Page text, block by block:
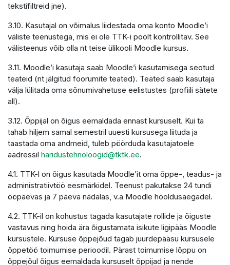
tekstifiltreid jne).
3.10. Kasutajal on võimalus liidestada oma konto Moodle’i
väliste teenustega, mis ei ole TTK-i poolt kontrollitav. See
välisteenus võib olla nt teise ülikooli Moodle kursus.
3.11. Moodle’i kasutaja saab Moodle’i kasutamisega seotud
teateid (nt jälgitud foorumite teated). Teated saab kasutaja
välja lülitada oma sõnumivahetuse eelistustes (profiili sätete
all).
3.12. Õppijal on õigus eemaldada ennast kursuselt. Kui ta
tahab hiljem samal semestril uuesti kursusega liituda ja
taastada oma andmeid, tuleb pöörduda kasutajatoele
aadressil haridustehnoloogid@tktk.ee.
4.1. TTK-l on õigus kasutada Moodle’it oma õppe-, teadus- ja
administratiivtöö eesmärkidel. Teenust pakutakse 24 tundi
ööpäevas ja 7 päeva nädalas, v.a Moodle hooldusaegadel.
4.2. TTK-il on kohustus tagada kasutajate rollide ja õiguste
vastavus ning hoida ära õigustamata isikute ligipääs Moodle
kursustele. Kursuse õppejõud tagab juurdepääsu kursusele
õppetöö toimumise perioodil. Pärast toimumise lõppu on
õppejõul õigus eemaldada kursuselt õppijad ja nende